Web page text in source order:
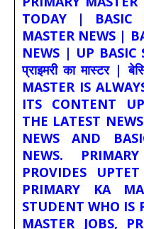
TODAY | BASIC
MASTER NEWS |
NEWS | UP BASIC
प्राइमरी का मास्टर |
MASTER IS
ITS CONTENT
THE LATEST
NEWS AND
NEWS.
PROVIDES
PRIMARY KA
STUDENT WHO IS
MASTER JOBS,